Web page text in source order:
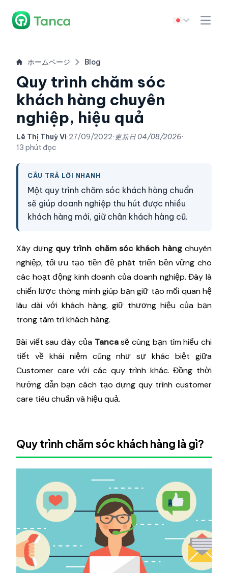
ホームページ Blog
Quy trình chăm sóc
khách hàng chuyên
nghiệp, hiệu quả
Lê Thị Thuỳ Vi·27/09/2022· 更新日04/08/2026·
13 phút đọc
CÂU TRẢ LỜI NHANH
Một quy trình chăm sóc khách hàng chuẩn
sẽ giúp doanh nghiệp thu hút được nhiều
khách hàng mới, giữ chân khách hàng cũ.
Xây dựng quy trình chăm sóc khách hàngchuyên
nghiệp, tối ưu tạo tiền đề phát triển bền vững cho
các hoạt động kinh doanh của doanh nghiệp. Đây là
chiến lược thông minh giúp bạn giữ tạo mối quan hệ
lâu dài với khách hàng, giữ thương hiệu của bạn
trong tâm trí khách hàng.
Bài viết sau đây của Tancasẽ cùng bạn tìm hiểu chi
tiết về khái niệm cũng như sự khác biệt giữa
Customer care với các quy trình khác. Đồng thời
hướng dẫn bạn cách tạo dựng quy trình customer
care tiêu chuẩn và hiệu quả.
Quy trình chăm sóc khách hàng là gì?